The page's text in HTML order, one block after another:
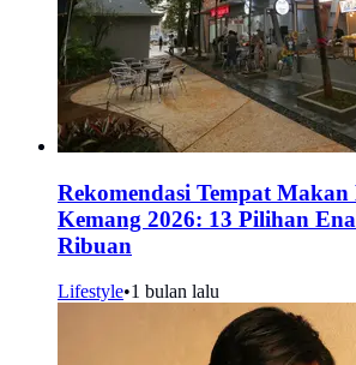
Rekomendasi Tempat
Kemang 2026: 13 Pilihan
Ribuan
Lifestyle•1 bulan lalu